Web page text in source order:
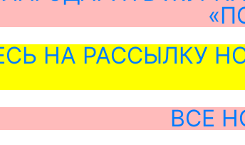
НА РАССЫЛКУ
ВСЕ